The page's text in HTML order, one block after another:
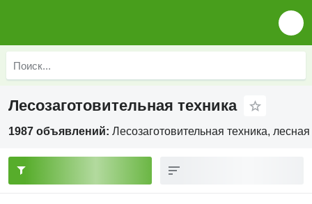
Лесозаготовительная техника
1987 объявлений: Лесозаготовительная техника,